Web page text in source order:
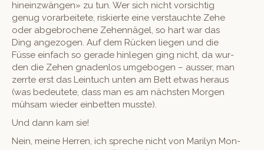
hineinzwän­gen» zu tun. Wer sich nicht vor­sichtig
genug vorar­beit­ete, riskierte eine ver­stauchte Zehe
oder abge­broch­ene Zehen­nägel, so hart war das
Ding ange­zo­gen. Auf dem Rück­en liegen und die
Füsse ein­fach so ger­ade hin­le­gen ging nicht, da wur­
den die Zehen gnaden­los umge­bo­gen – auss­er, man
zer­rte erst das Lein­tuch unten am Bett etwas her­aus
(was bedeutete, dass man es am näch­sten Mor­gen
müh­sam wieder ein­bet­ten musste).
Und dann kam sie!
Nein, meine Her­ren, ich spreche nicht von Mar­i­lyn Mon­